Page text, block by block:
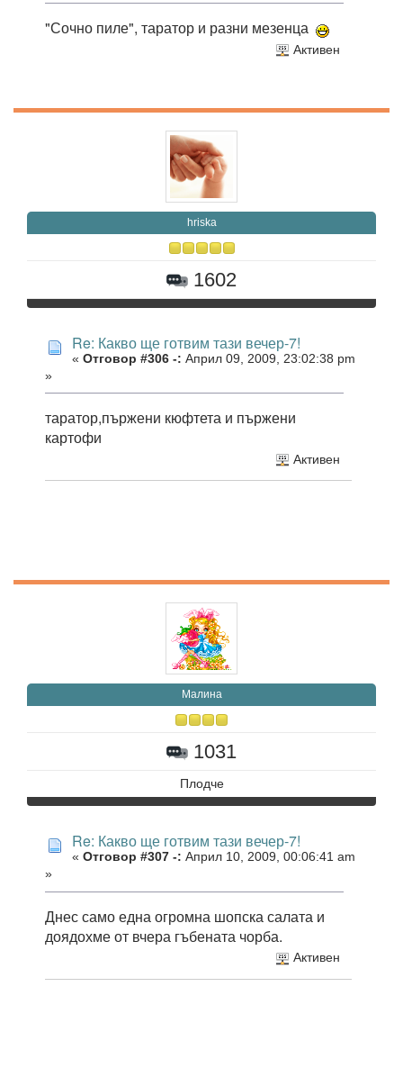
"Сочно пиле", таратор и разни мезенца
Активен
hriska
1602
Re: Какво ще готвим тази вечер-7!
« Отговор #306 -: Април 09, 2009, 23:02:38 pm
»
таратор,пържени кюфтета и пържени
картофи
Активен
Малина
1031
Плодче
Re: Какво ще готвим тази вечер-7!
« Отговор #307 -: Април 10, 2009, 00:06:41 am
»
Днес само една огромна шопска салата и
доядохме от вчера гъбената чорба.
Активен